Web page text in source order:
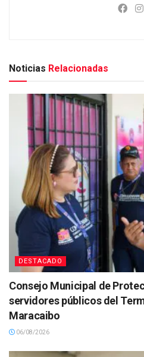
Noticias Relacionadas
DESTACADO
Consejo Municipal de
servidores públicos del
Maracaibo
06/08/2026